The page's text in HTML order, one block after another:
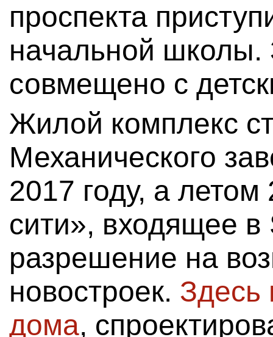
проспекта
начальной школы.
совмещено с
Жилой комплекс
Механического
2017 году, а
сити», входящее
разрешение на
новостроек. Здесь
дома,